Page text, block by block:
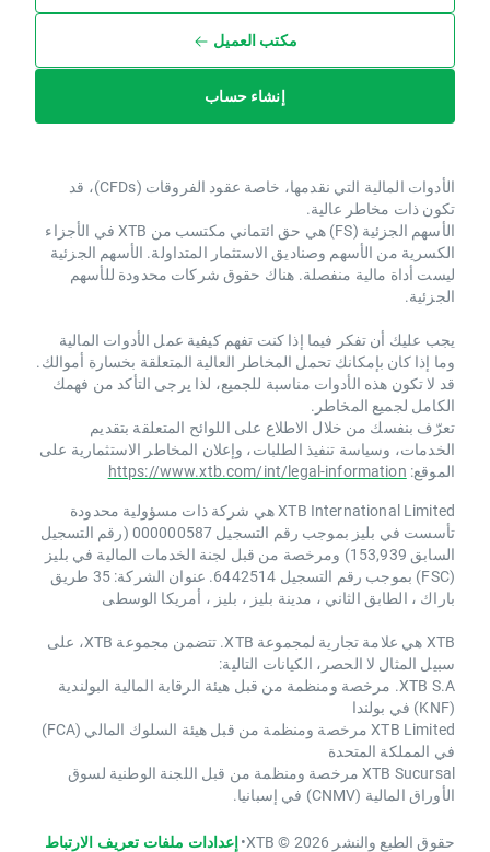
مكتب العميل
إنشاء حساب
الأدوات المالية التي نقدمها، خاصة عقود الفروقات (CFDs)، قد
تكون ذات مخاطر عالية.
الأسهم الجزئية (FS) هي حق ائتماني مكتسب من XTB ​​في الأجزاء
الكسرية من الأسهم وصناديق الاستثمار المتداولة. الأسهم الجزئية
ليست أداة مالية منفصلة. هناك حقوق شركات محدودة للأسهم
الجزئية.
يجب عليك أن تفكر فيما إذا كنت تفهم كيفية عمل الأدوات المالية
وما إذا كان بإمكانك تحمل المخاطر العالية المتعلقة بخسارة أموالك.
قد لا تكون هذه الأدوات مناسبة للجميع، لذا يرجى التأكد من فهمك
الكامل لجميع المخاطر.
تعرّف بنفسك من خلال الاطلاع على اللوائح المتعلقة بتقديم
الخدمات، وسياسة تنفيذ الطلبات، وإعلان المخاطر الاستثمارية على
الموقع: https://www.xtb.com/int/legal-information
XTB International Limited هي شركة ذات مسؤولية محدودة
تأسست في بليز بموجب رقم التسجيل 000000587 (رقم التسجيل
السابق 153,939) ومرخصة من قبل لجنة الخدمات المالية في بليز
(FSC) بموجب رقم التسجيل 6442514. عنوان الشركة: 35 طريق
باراك ، الطابق الثاني ، مدينة بليز ، بليز ، أمريكا الوسطى
XTB هي علامة تجارية لمجموعة XTB. تتضمن مجموعة XTB، على
سبيل المثال لا الحصر، الكيانات التالية:
XTB S.A. مرخصة ومنظمة من قبل هيئة الرقابة المالية البولندية
(KNF) في بولندا
XTB Limited مرخصة ومنظمة من قبل هيئة السلوك المالي (FCA)
في المملكة المتحدة
XTB Sucursal مرخصة ومنظمة من قبل اللجنة الوطنية لسوق
الأوراق المالية (CNMV) في إسبانيا.
حقوق الطبع والنشر 2026 © XTB •إعدادات ملفات تعريف الارتباط